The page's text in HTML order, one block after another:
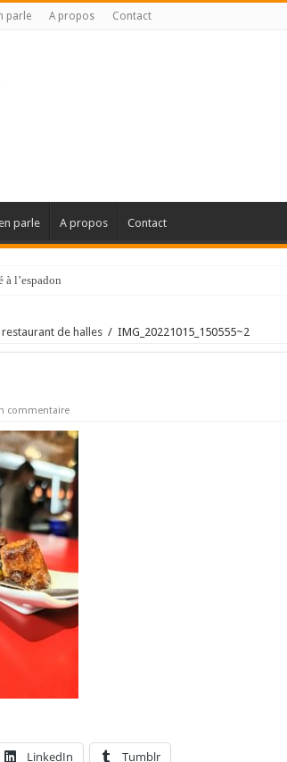
parle A propos Contact
parle A propos Contact
à l’espadon
de halles / IMG_20221015_150555~2
commentaire
LinkedIn Tumblr